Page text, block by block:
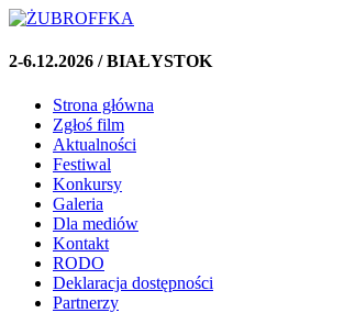
2-6.12.2026 / BIAŁYSTOK
Strona główna
Zgłoś film
Aktualności
Festiwal
Konkursy
Galeria
Dla mediów
Kontakt
RODO
Deklaracja dostępności
Partnerzy